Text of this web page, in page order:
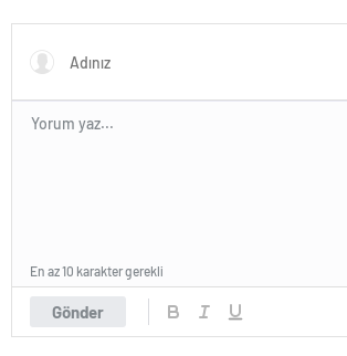
Gönder
En az 10 karakter gerekli